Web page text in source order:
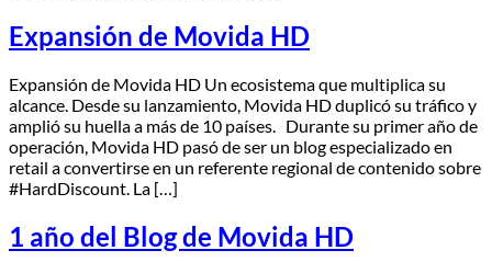
Expansión de Movida HD
Expansión de Movida HD Un ecosistema que multiplica su
alcance. Desde su lanzamiento, Movida HD duplicó su tráfico y
amplió su huella a más de 10 países. Durante su primer año de
operación, Movida HD pasó de ser un blog especializado en
retail a convertirse en un referente regional de contenido sobre
#HardDiscount. La […]
1 año del Blog de Movida HD